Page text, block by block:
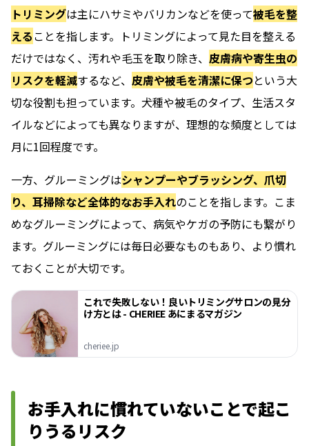
トリミングは主にハサミやバリカンなどを使って被毛を整
えることを指します。トリミングによって見た目を整える
だけではなく、汚れや毛玉を取り除き、 皮膚病や寄生虫の
リスクを軽減するなど、 皮膚や被毛を清潔に保つという大
切な役割も担っています。犬種や被毛のタイプ、生活スタ
イルなどによっても異なりますが、理想的な頻度としては
月に1回程度です。
一方、グルーミングはシャンプーやブラッシング、爪切
り、耳掃除など全体的なお手入れのことを指します。こま
めなグルーミングによって、病気やケガの予防にも繋がり
ます。グルーミングには毎日必要なものもあり、より慣れ
ておくことが大切です。
これで失敗しない！良いトリミングサロンの見分
け方とは - CHERIEE あにまるマガジン
cheriee.jp
お手入れに慣れていないことで起こ
りうるリスク